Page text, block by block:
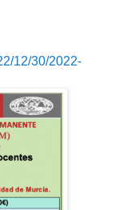
12/30/2022-